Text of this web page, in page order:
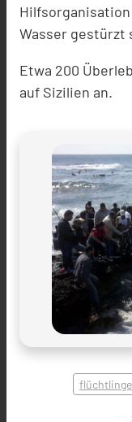
Wasser gestürzt
Etwa 200
auf Sizilien an.
flüchtlinge